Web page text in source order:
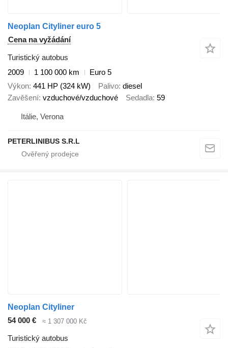
Neoplan Cityliner euro 5
Cena na vyžádání
Turistický autobus
2009
1 100 000 km
Euro 5
Výkon 441 HP (324 kW) Palivo diesel
Zavěšení vzduchové/vzduchové Sedadla 59
Itálie, Verona
PETERLINIBUS S.R.L
Neoplan Cityliner
54 000 €
≈ 1 307 000 Kč
Turistický autobus